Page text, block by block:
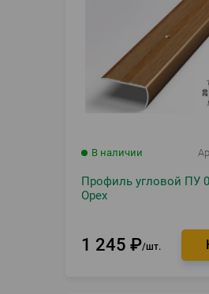
В наличии
Профиль угловой ПУ
Орех
1 245 ₽ шт.